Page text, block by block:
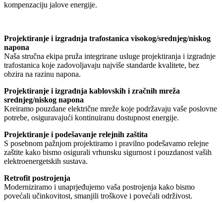
kompenzaciju jalove energije.
Projektiranje i izgradnja trafostanica visokog/srednjeg/niskog
napona
Naša stručna ekipa pruža integrirane usluge projektiranja i izgradnje
trafostanica koje zadovoljavaju najviše standarde kvalitete, bez
obzira na razinu napona.
Projektiranje i izgradnja kablovskih i zračnih mreža
srednjeg/niskog napona
Kreiramo pouzdane električne mreže koje podržavaju vaše poslovne
potrebe, osiguravajući kontinuiranu dostupnost energije.
Projektiranje i podešavanje relejnih zaštita
S posebnom pažnjom projektiramo i pravilno podešavamo relejne
zaštite kako bismo osigurali vrhunsku sigurnost i pouzdanost vaših
elektroenergetskih sustava.
Retrofit postrojenja
Moderniziramo i unaprjeđujemo vaša postrojenja kako bismo
povećali učinkovitost, smanjili troškove i povećali održivost.